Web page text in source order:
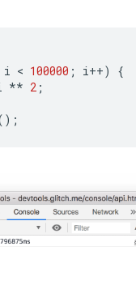
i < 100000 ; i++)
{
** 2 ;